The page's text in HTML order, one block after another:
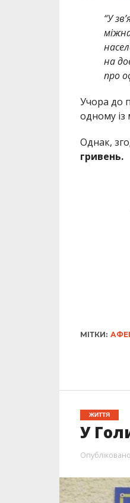
“У
на
про
Учора до
одному із
Однак,
гривень.
МІТКИ:
ЖИТТЯ
У
Опубліковано